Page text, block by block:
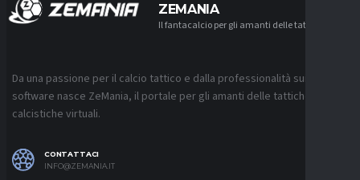
ZEMANIA
Il fantacalcio per gli amanti delle tattiche
Da una passione per il calcio tattico e dalla professionalità sui
software nasce ZeMania, il portale per gli amanti delle tattiche
calcistiche virtuali.
CONTATTACI
INFO@ZEMANIA.IT